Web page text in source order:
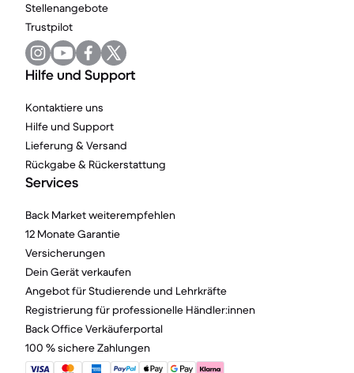
Stellenangebote
Trustpilot
Hilfe und Support
Kontaktiere uns
Hilfe und Support
Lieferung & Versand
Rückgabe & Rückerstattung
Services
Back Market weiterempfehlen
12 Monate Garantie
Versicherungen
Dein Gerät verkaufen
Angebot für Studierende und Lehrkräfte
Registrierung für professionelle Händler:innen
Back Office Verkäuferportal
100 % sichere Zahlungen